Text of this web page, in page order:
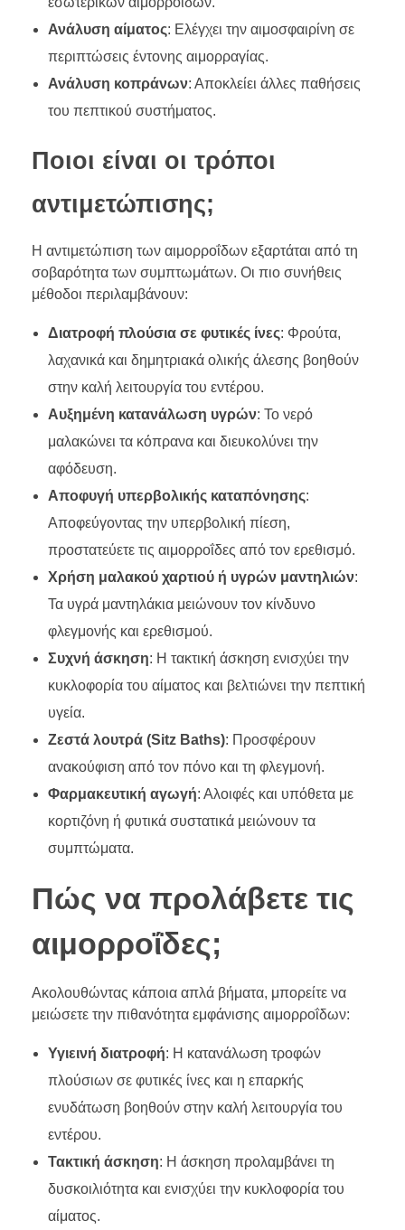
Ανάλυση αίματος: Ελέγχει την αιμοσφαιρίνη σε
περιπτώσεις έντονης αιμορραγίας.
Ανάλυση κοπράνων: Αποκλείει άλλες παθήσεις
του πεπτικού συστήματος.
Ποιοι είναι οι τρόποι
αντιμετώπισης;
Η αντιμετώπιση των αιμορροΐδων εξαρτάται από τη
σοβαρότητα των συμπτωμάτων. Οι πιο συνήθεις
μέθοδοι περιλαμβάνουν:
Διατροφή πλούσια σε φυτικές ίνες: Φρούτα,
λαχανικά και δημητριακά ολικής άλεσης βοηθούν
στην καλή λειτουργία του εντέρου.
Αυξημένη κατανάλωση υγρών: Το νερό
μαλακώνει τα κόπρανα και διευκολύνει την
αφόδευση.
Αποφυγή υπερβολικής καταπόνησης:
Αποφεύγοντας την υπερβολική πίεση,
προστατεύετε τις αιμορροΐδες από τον ερεθισμό.
Χρήση μαλακού χαρτιού ή υγρών μαντηλιών:
Τα υγρά μαντηλάκια μειώνουν τον κίνδυνο
φλεγμονής και ερεθισμού.
Συχνή άσκηση: Η τακτική άσκηση ενισχύει την
κυκλοφορία του αίματος και βελτιώνει την πεπτική
υγεία.
Ζεστά λουτρά (Sitz Baths): Προσφέρουν
ανακούφιση από τον πόνο και τη φλεγμονή.
Φαρμακευτική αγωγή: Αλοιφές και υπόθετα με
κορτιζόνη ή φυτικά συστατικά μειώνουν τα
συμπτώματα.
Πώς να προλάβετε τις
αιμορροΐδες;
Ακολουθώντας κάποια απλά βήματα, μπορείτε να
μειώσετε την πιθανότητα εμφάνισης αιμορροΐδων:
Υγιεινή διατροφή: Η κατανάλωση τροφών
πλούσιων σε φυτικές ίνες και η επαρκής
ενυδάτωση βοηθούν στην καλή λειτουργία του
εντέρου.
Τακτική άσκηση: Η άσκηση προλαμβάνει τη
δυσκοιλιότητα και ενισχύει την κυκλοφορία του
αίματος.